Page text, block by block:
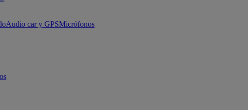
Audio car y GPSMicrófonos